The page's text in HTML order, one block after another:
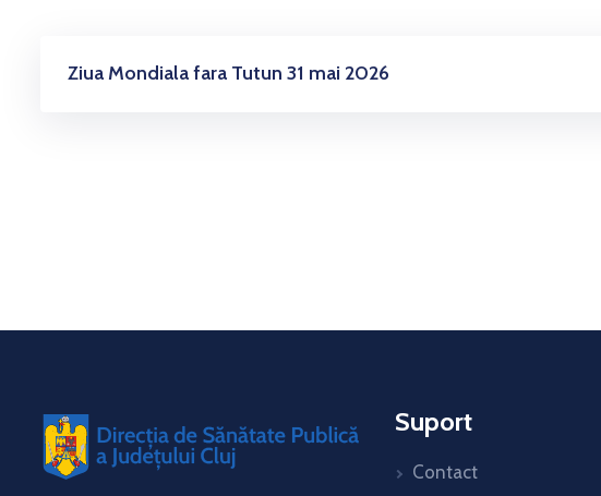
Ziua Mondiala fara Tutun 31 mai 2026
Suport
Contact